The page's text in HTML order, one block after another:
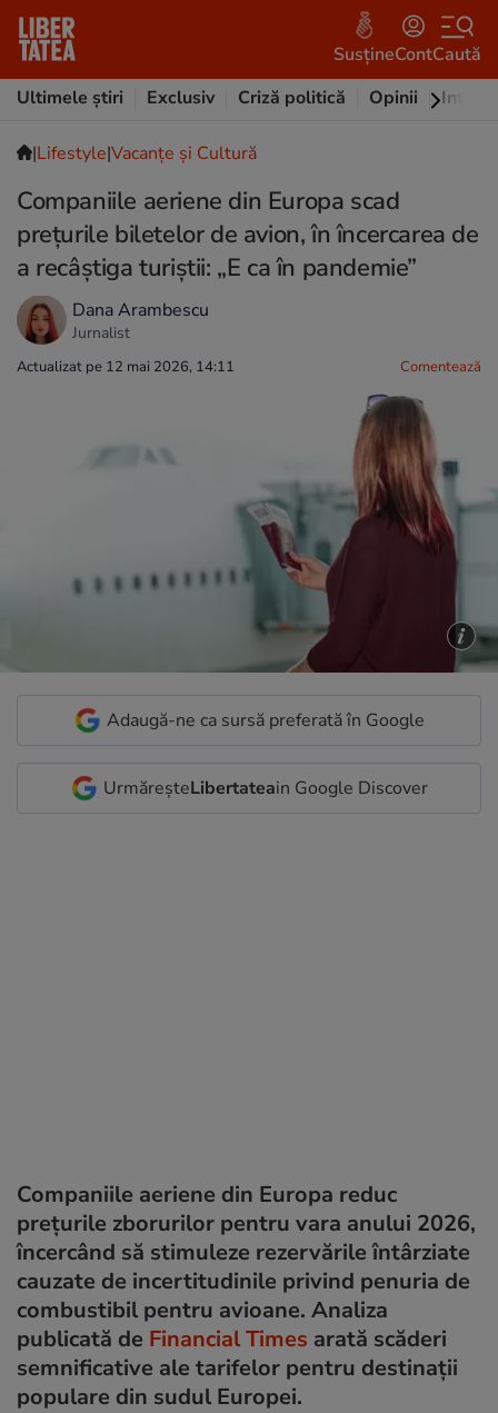
SusțineContCaută
Ultimele știri
Exclusiv Criză politică Opinii
|Lifestyle|Vacanțe și Cultură
Companiile aeriene din Europa scad
prețurile biletelor de avion, în încercarea de
a recâștiga turiștii: „E ca în pandemie”
Dana Arambescu
Jurnalist
Actualizat pe 12 mai 2026, 14:11 Comentează
Adaugă-ne ca sursă preferată în Google
UrmăreșteLibertateain Google Discover
Companiile aeriene din Europa reduc
prețurile zborurilor pentru vara anului 2026,
încercând să stimuleze rezervările întârziate
cauzate de incertitudinile privind penuria de
combustibil pentru avioane. Analiza
publicată de Financial Times arată scăderi
semnificative ale tarifelor pentru destinații
populare din sudul Europei.